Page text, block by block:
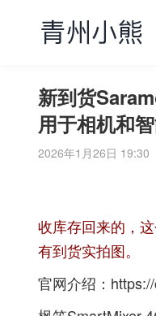
新到货
用于相机和
2026年1月26日 19:30
收库存回来的，
有到货实拍图。
官网介绍：